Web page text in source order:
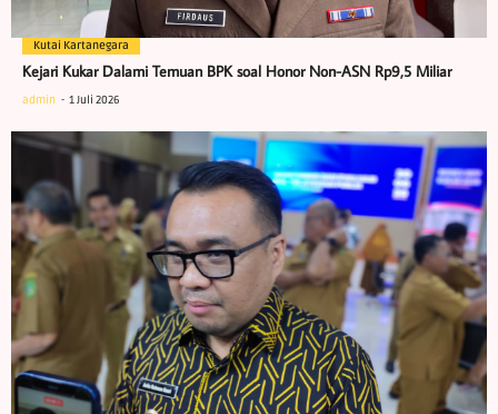
Kutai Kartanegara
Kejari Kukar Dalami Temuan BPK soal Honor Non-ASN Rp9,5 Miliar
admin 1 Juli 2026